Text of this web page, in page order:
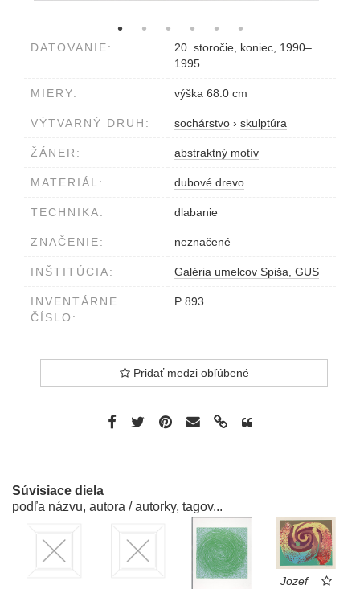
DATOVANIE:
20. storočie, koniec, 1990–
1995
MIERY: výška 68.0 cm
VÝTVARNÝ DRUH: sochárstvo › skulptúra
ŽÁNER: abstraktný motív
MATERIÁL: dubové drevo
TECHNIKA: dlabanie
ZNAČENIE: neznačené
INŠTITÚCIA: Galéria umelcov Spiša, GUS
INVENTÁRNE
ČÍSLO:
P 893
Pridať medzi obľúbené
Súvisiace diela
podľa názvu, autora / autorky, tagov...
Jozef